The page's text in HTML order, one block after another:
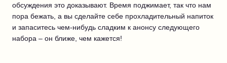
обсуждения это доказывают. Время поджимает, так что нам
пора бежать, а вы сделайте себе прохладительный напиток
и запаситесь чем-нибудь сладким к анонсу следующего
набора – он ближе, чем кажется!